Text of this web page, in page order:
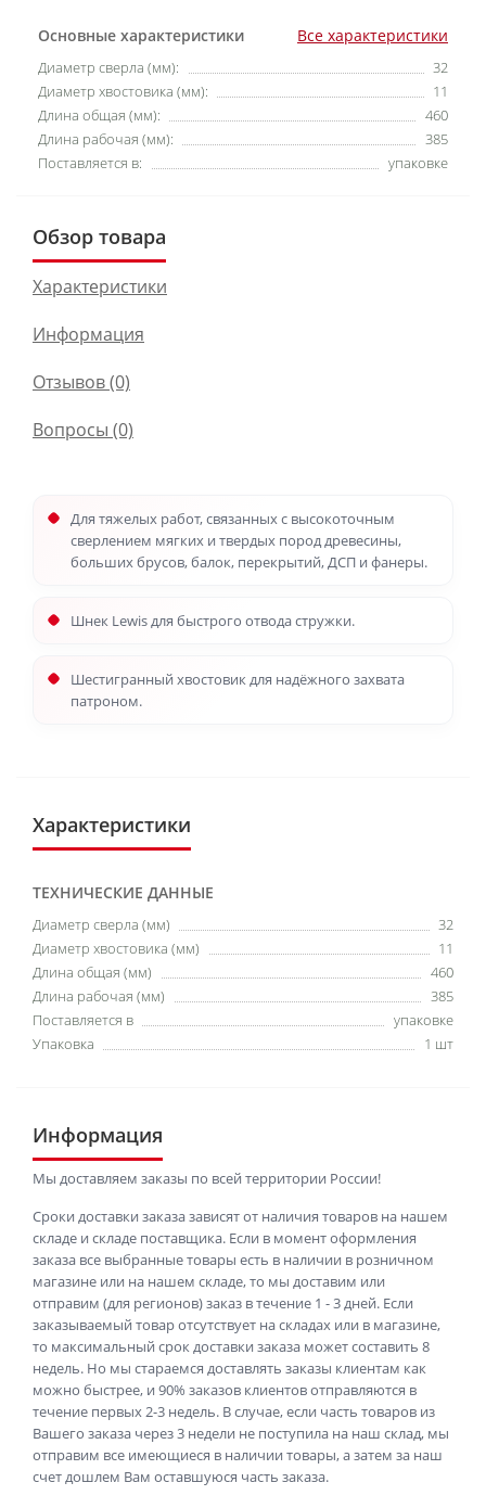
Основные характеристики Все характеристики
Диаметр сверла (мм):
32
Диаметр хвостовика (мм):
11
Длина общая (мм):
460
Длина рабочая (мм):
385
Поставляется в:
упаковке
Обзор товара
Характеристики
Информация
Отзывов (0)
Вопросы (0)
Для тяжелых работ, связанных с высокоточным
сверлением мягких и твердых пород древесины,
больших брусов, балок, перекрытий, ДСП и фанеры.
Шнек Lewis для быстрого отвода стружки.
Шестигранный хвостовик для надёжного захвата
патроном.
Характеристики
ТЕХНИЧЕСКИЕ ДАННЫЕ
Диаметр сверла (мм)
32
Диаметр хвостовика (мм)
11
Длина общая (мм)
460
Длина рабочая (мм)
385
Поставляется в
упаковке
Упаковка
1 шт
Информация
Мы доставляем заказы по всей территории России!
Сроки доставки заказа зависят от наличия товаров на нашем
складе и складе поставщика. Если в момент оформления
заказа все выбранные товары есть в наличии в розничном
магазине или на нашем складе, то мы доставим или
отправим (для регионов) заказ в течение 1 - 3 дней. Если
заказываемый товар отсутствует на складах или в магазине,
то максимальный срок доставки заказа может составить 8
недель. Но мы стараемся доставлять заказы клиентам как
можно быстрее, и 90% заказов клиентов отправляются в
течение первых 2-3 недель. В случае, если часть товаров из
Вашего заказа через 3 недели не поступила на наш склад, мы
отправим все имеющиеся в наличии товары, а затем за наш
счет дошлем Вам оставшуюся часть заказа.